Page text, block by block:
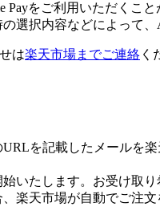
をご利用いただくこと
選択内容などによって
は楽天市場までご連絡 く
を記載したメールを楽
いたします。お受け取
楽天市場が自動でご注文